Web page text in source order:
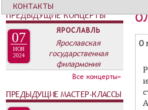
Г
П
П
О
КОНТАКТЫ
ПРЕДЫДУЩИЕ КОНЦЕРТЫ
07
НОЯ
2024
ЯРОСЛАВЛЬ
Ярославская
государственная
филармония
Все концерты»
ПРЕДЫДУЩИЕ МАСТЕР-КЛАССЫ